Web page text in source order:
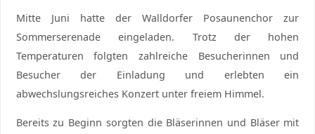
Mitte Juni hatte der Walldorfer Posaunenchor zur
Sommerserenade eingeladen. Trotz der hohen
Temperaturen folgten zahlreiche Besucherinnen und
Besucher der Einladung und erlebten ein
abwechslungsreiches Konzert unter freiem Himmel.
Bereits zu Beginn sorgten die Bläserinnen und Bläser mit